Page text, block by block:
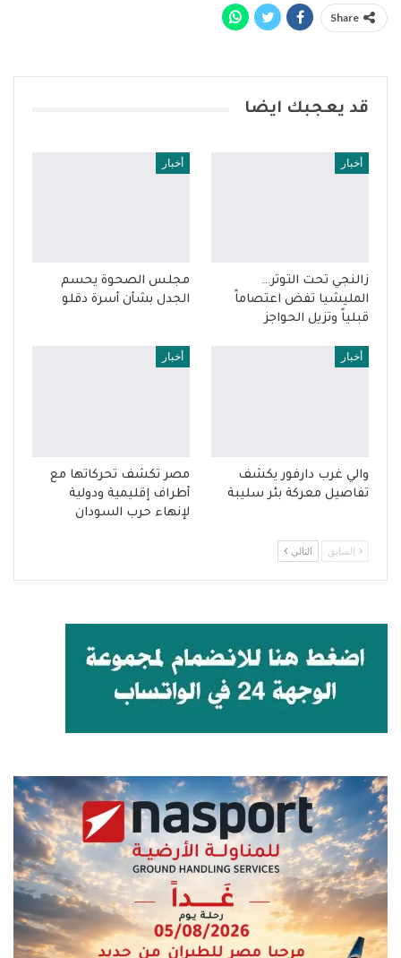
Share
قد يعجبك ايضا
أخبار
زالنجي تحت التوتر…
المليشيا تفض اعتصاماً
قبلياً وتزيل الحواجز
أخبار
مجلس الصحوة يحسم
الجدل بشأن أسرة دقلو
أخبار
والي غرب دارفور يكشف
تفاصيل معركة بئر سليبة
أخبار
مصر تكشف تحركاتها مع
أطراف إقليمية ودولية
لإنهاء حرب السودان
السابق التالي